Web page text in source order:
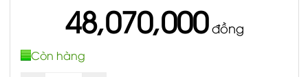
48,070,000đồng
Còn hàng